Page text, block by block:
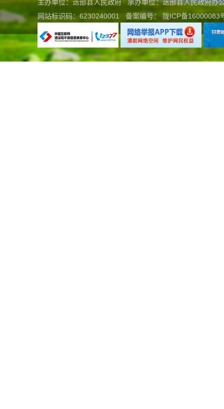
主办单位：迭部县人民政府 承办单位：迭部县人民政府
网站标识码：6230240001
备案编号： 陇ICP备16000083